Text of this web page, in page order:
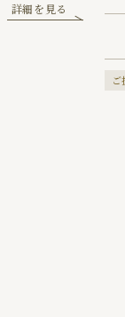
詳細を見る